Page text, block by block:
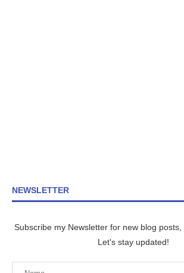
NEWSLETTER
Subscribe my Newsletter for new blog
Let's stay updated!